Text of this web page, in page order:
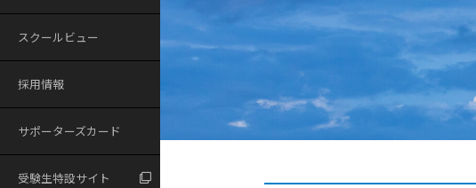
スクールビュー
採用情報
サポーターズカード
受験生特設サイト